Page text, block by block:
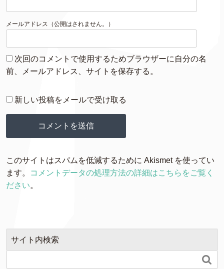
メールアドレス（公開はされません。）
次回のコメントで使用するためブラウザーに自分の名
前、メールアドレス、サイトを保存する。
新しい投稿をメールで受け取る
このサイトはスパムを低減するために Akismet を使ってい
ます。
コメントデータの処理方法の詳細はこちらをご覧く
ださい。
サイト内検索
